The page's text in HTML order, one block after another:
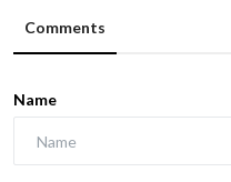
Comments
Name